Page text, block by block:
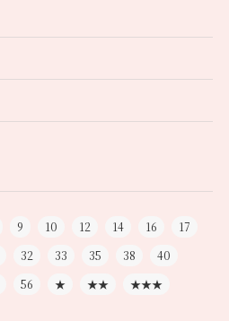
9 10 12 14 16
17
32 33 35 38
40
56 ★ ★★
★★★